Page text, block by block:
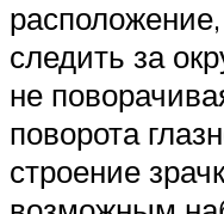
следить за
не
поворота
строение